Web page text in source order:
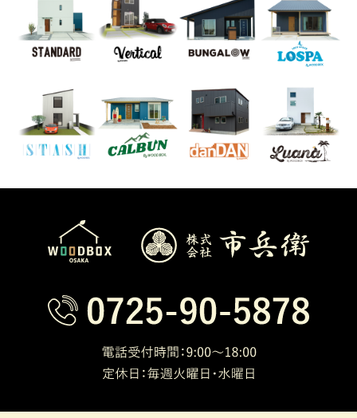
弊社は、事業活動を行うにあたって、お
客様の大切な情報をご提供いただいてい
ることを踏まえ、各業務実態に応じて個
人情報を保護するための情報管理体制を
確立し、個人情報の収集、利用及び提供
に関して所定の規程に則り適切な取り扱
いをいたします。
2.法令の遵守について
法令を遵守いたします。
3.安全対策について